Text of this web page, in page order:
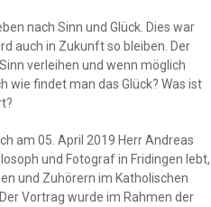
nach Sinn und Glück. Dies war
auch in Zukunft so bleiben. Der
verleihen und wenn möglich
wie findet man das Glück? Was ist
am 05. April 2019 Herr Andreas
und Fotograf in Fridingen lebt,
und Zuhörern im Katholischen
Der Vortrag wurde im Rahmen der